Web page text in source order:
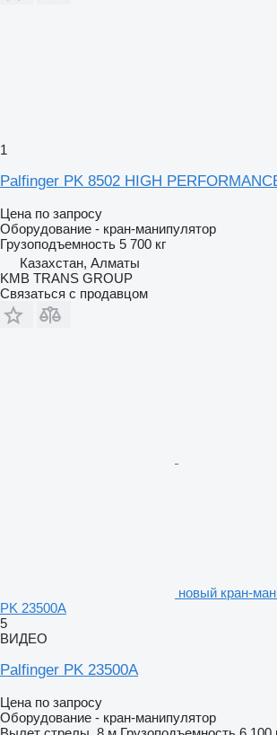
1
Palfinger PK 8502 HIGH
Цена по запросу
Оборудование - кран-манипулятор
Грузоподъемность 5 700 кг
Казахстан, Алматы
KMB TRANS GROUP
Связаться с продавцом
новый кран-
PK 23500A
5
ВИДЕО
Palfinger PK 23500A
Цена по запросу
Оборудование - кран-манипулятор